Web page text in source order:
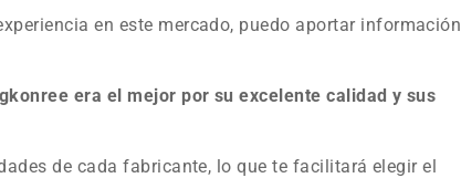
en este mercado, puedo aportar información
era el mejor por su excelente calidad y sus
de cada fabricante, lo que te facilitará elegir el